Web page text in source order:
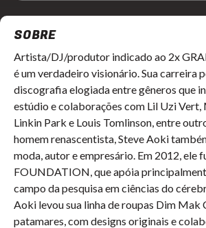
SOBRE
Artista/DJ/produtor indicado ao 2x
é um verdadeiro visionário. Sua carreira
discografia elogiada entre gêneros que
estúdio e colaborações com Lil Uzi Vert,
Linkin Park e Louis Tomlinson, entre
homem renascentista, Steve Aoki
moda, autor e empresário. Em 2012, ele
FOUNDATION, que apóia
campo da pesquisa em ciências do
Aoki levou sua linha de roupas Dim Mak
patamares, com designs originais e